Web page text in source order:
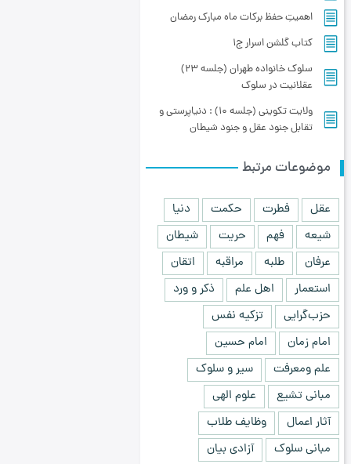
اهمیتِ حفظ برکات ماه مبارک رمضان
کتاب گلشن اسرار ج۱
سلوک خانواده طهران (جلسه 23)
عقلانیت در سلوک
ولایت تکوینی (جلسه 10) : دنیاپرستی و
تقابل جنود عقل و جنود شیطان
موضوعات مرتبط
عقل فطرت حکمت
دنیا
شیعه
فهم حریت
شیطان
عرفان
طلبه مراقبه
اتقان
استعمار
اهل علم
ذکر و ورد
حزب‌گرایی
تزکیه نفس
امام زمان
امام حسین
علم ومعرفت
سیر و سلوک
مبانی تشیع
علوم الهی
آثار اعمال
وظایف طلاب
مبانی سلوک
آزادی بیان